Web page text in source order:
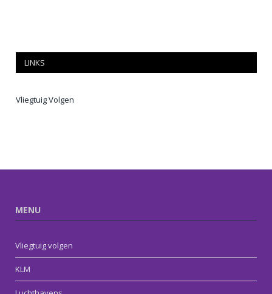
LINKS
Vliegtuig Volgen
MENU
Vliegtuig volgen
KLM